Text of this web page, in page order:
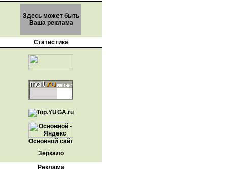
Здесь может быть
Ваша реклама
Статистика
Основной сайт
Зеркало
Реклама